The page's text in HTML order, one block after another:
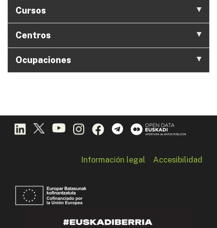
Cursos
Centros
Ocupaciones
Información legal Accesibilidad